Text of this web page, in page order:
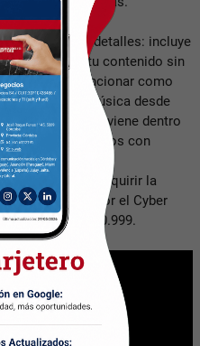
en todos los detalles: incluye
disfrutar de tu contenido sin
puede funcionar como
compartir tu música desde
Plus Sleeve viene dentro
a todos lados con
se puede adquirir la
promocional por el Cyber
lista es de $ 850.999.